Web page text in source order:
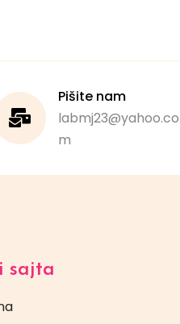
Pišite nam
labmj23@yahoo.co
m
sajta